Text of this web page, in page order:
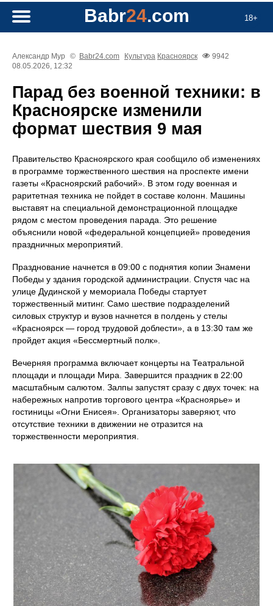
18+
Babr24.com
Александр Мур © Babr24.com Культура Красноярск
9942
08.05.2026, 12:32
Парад без военной техники: в
Красноярске изменили
формат шествия 9 мая
Правительство Красноярского края сообщило об изменениях
в программе торжественного шествия на проспекте имени
газеты «Красноярский рабочий». В этом году военная и
раритетная техника не пойдет в составе колонн. Машины
выставят на специальной демонстрационной площадке
рядом с местом проведения парада. Это решение
объяснили новой «федеральной концепцией» проведения
праздничных мероприятий.
Празднование начнется в 09:00 с поднятия копии Знамени
Победы у здания городской администрации. Спустя час на
улице Дудинской у мемориала Победы стартует
торжественный митинг. Само шествие подразделений
силовых структур и вузов начнется в полдень у стелы
«Красноярск — город трудовой доблести», а в 13:30 там же
пройдет акция «Бессмертный полк».
Вечерняя программа включает концерты на Театральной
площади и площади Мира. Завершится праздник в 22:00
масштабным салютом. Залпы запустят сразу с двух точек: на
набережных напротив торгового центра «Красноярье» и
гостиницы «Огни Енисея». Организаторы заверяют, что
отсутствие техники в движении не отразится на
торжественности мероприятия.